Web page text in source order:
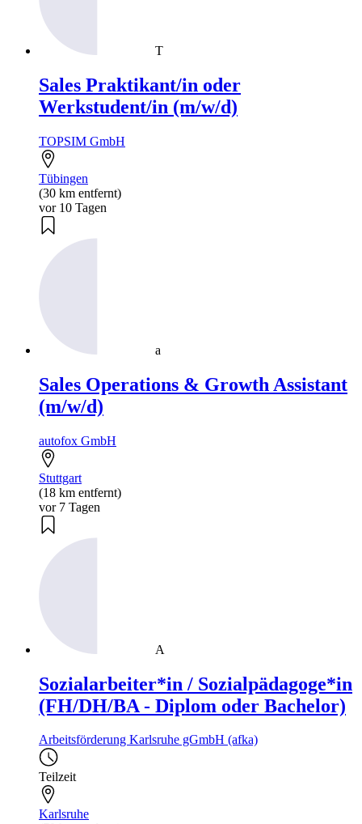
T
Sales Praktikant/in oder
Werkstudent/in (m/w/d)
TOPSIM GmbH
Tübingen
(30 km entfernt)
vor 10 Tagen
a
Sales Operations & Growth Assistant
(m/w/d)
autofox GmbH
Stuttgart
(18 km entfernt)
vor 7 Tagen
A
Sozialarbeiter*in / Sozialpädagoge*in
(FH/DH/BA - Diplom oder Bachelor)
Arbeitsförderung Karlsruhe gGmbH (afka)
Teilzeit
Karlsruhe